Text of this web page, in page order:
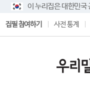
이 누리집은 대한민국
집필 참여하기 사전 통계